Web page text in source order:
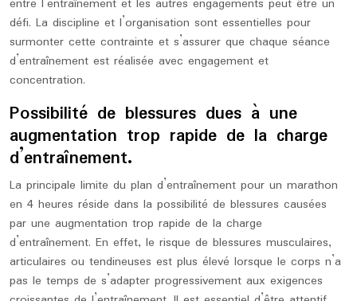
entre l’entraînement et les autres engagements peut être un
défi. La discipline et l’organisation sont essentielles pour
surmonter cette contrainte et s’assurer que chaque séance
d’entraînement est réalisée avec engagement et
concentration.
Possibilité de blessures dues à une
augmentation trop rapide de la charge
d’entraînement.
La principale limite du plan d’entraînement pour un marathon
en 4 heures réside dans la possibilité de blessures causées
par une augmentation trop rapide de la charge
d’entraînement. En effet, le risque de blessures musculaires,
articulaires ou tendineuses est plus élevé lorsque le corps n’a
pas le temps de s’adapter progressivement aux exigences